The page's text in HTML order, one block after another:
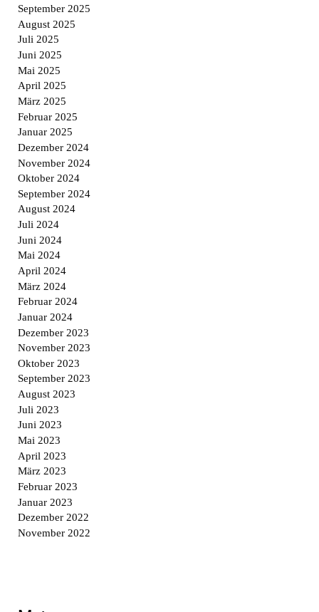
September 2025
August 2025
Juli 2025
Juni 2025
Mai 2025
April 2025
März 2025
Februar 2025
Januar 2025
Dezember 2024
November 2024
Oktober 2024
September 2024
August 2024
Juli 2024
Juni 2024
Mai 2024
April 2024
März 2024
Februar 2024
Januar 2024
Dezember 2023
November 2023
Oktober 2023
September 2023
August 2023
Juli 2023
Juni 2023
Mai 2023
April 2023
März 2023
Februar 2023
Januar 2023
Dezember 2022
November 2022